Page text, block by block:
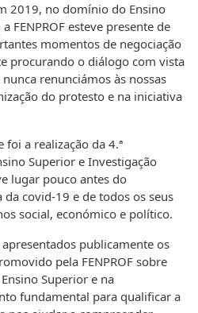
2019, no domínio do Ensino
FENPROF esteve presente de
momentos de negociação
procurando o diálogo com vista
renunciámos às nossas
do protesto e na iniciativa
a realização da 4.ª
Superior e Investigação
lugar pouco antes do
covid-19 e de todos os seus
social, económico e político.
apresentados publicamente os
pela FENPROF sobre
Superior e na
fundamental para qualificar a